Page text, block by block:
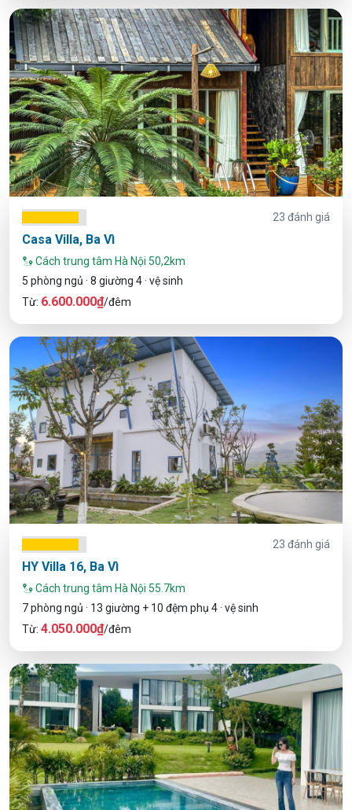
23 đánh giá
Casa Villa, Ba Vì
Cách trung tâm Hà Nội 50,2km
5 phòng ngủ · 8 giường 4 · vệ sinh
Từ: 6.600.000₫/đêm
23 đánh giá
HY Villa 16, Ba Vì
Cách trung tâm Hà Nội 55.7km
7 phòng ngủ · 13 giường + 10 đệm phụ 4 · vệ sinh
Từ: 4.050.000₫/đêm